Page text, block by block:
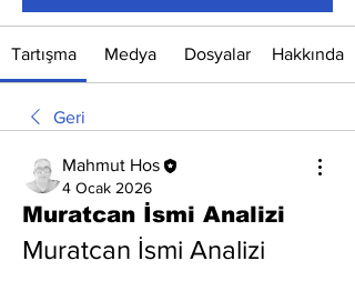
Tartışma Medya Dosyalar Hakkında
Geri
Mahmut Hos
4 Ocak 2026
Muratcan İsmi Analizi
Muratcan İsmi Analizi